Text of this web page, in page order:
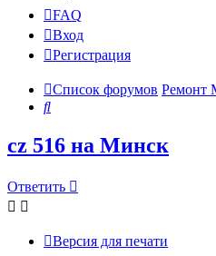
FAQ
Вход
Регистрация
Список форумов Ремонт
Поиск
cz 516 на Минск
Ответить
Версия для печати